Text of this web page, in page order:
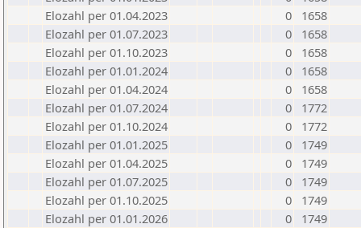
Elozahl per 01.04.2023
0
1658
Elozahl per 01.07.2023
0
1658
Elozahl per 01.10.2023
0
1658
Elozahl per 01.01.2024
0
1658
Elozahl per 01.04.2024
0
1658
Elozahl per 01.07.2024
0
1772
Elozahl per 01.10.2024
0
1772
Elozahl per 01.01.2025
0
1749
Elozahl per 01.04.2025
0
1749
Elozahl per 01.07.2025
0
1749
Elozahl per 01.10.2025
0
1749
Elozahl per 01.01.2026
0
1749